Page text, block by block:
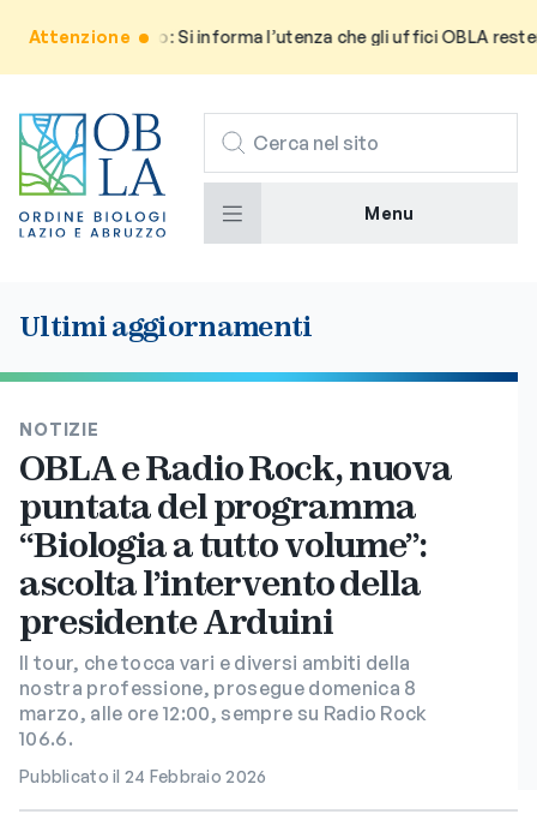
AttenzioneAvviso: Si informa l’utenza che gli uffici OBLA
CERCA
Menu
Ultimi aggiornamenti
NOTIZIE
OBLA e Radio Rock, nuova
puntata del programma
“Biologia a tutto volume”:
ascolta l’intervento della
presidente Arduini
Il tour, che tocca vari e diversi ambiti della
nostra professione, prosegue domenica 8
marzo, alle ore 12:00, sempre su Radio Rock
106.6.
Pubblicato il 24 Febbraio 2026